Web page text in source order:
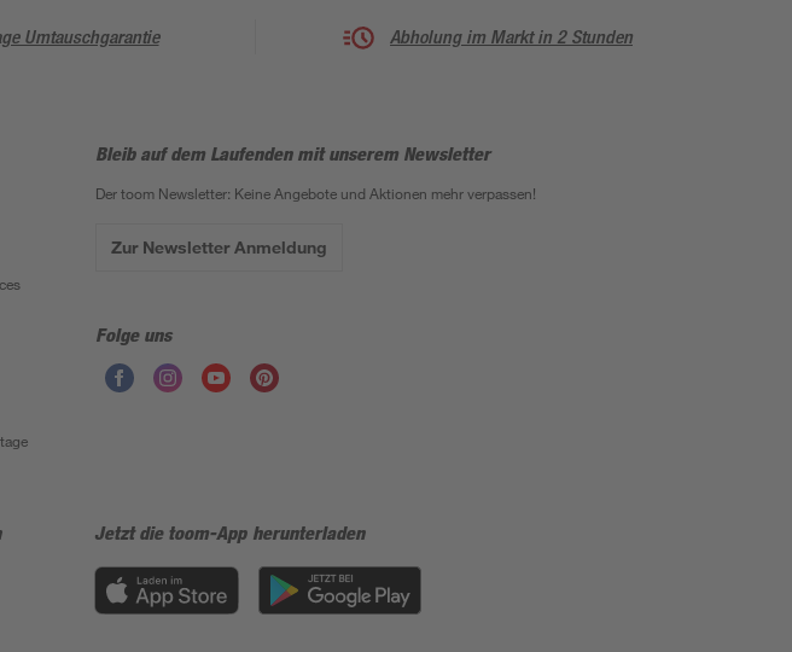
Umtauschgarantie Abholung im Markt in 2 Stunden
Bleib auf dem Laufenden mit unserem Newsletter
Der toom Newsletter: Keine Angebote und Aktionen mehr verpassen!
Zur Newsletter Anmeldung
Folge uns
Jetzt die toom-App herunterladen